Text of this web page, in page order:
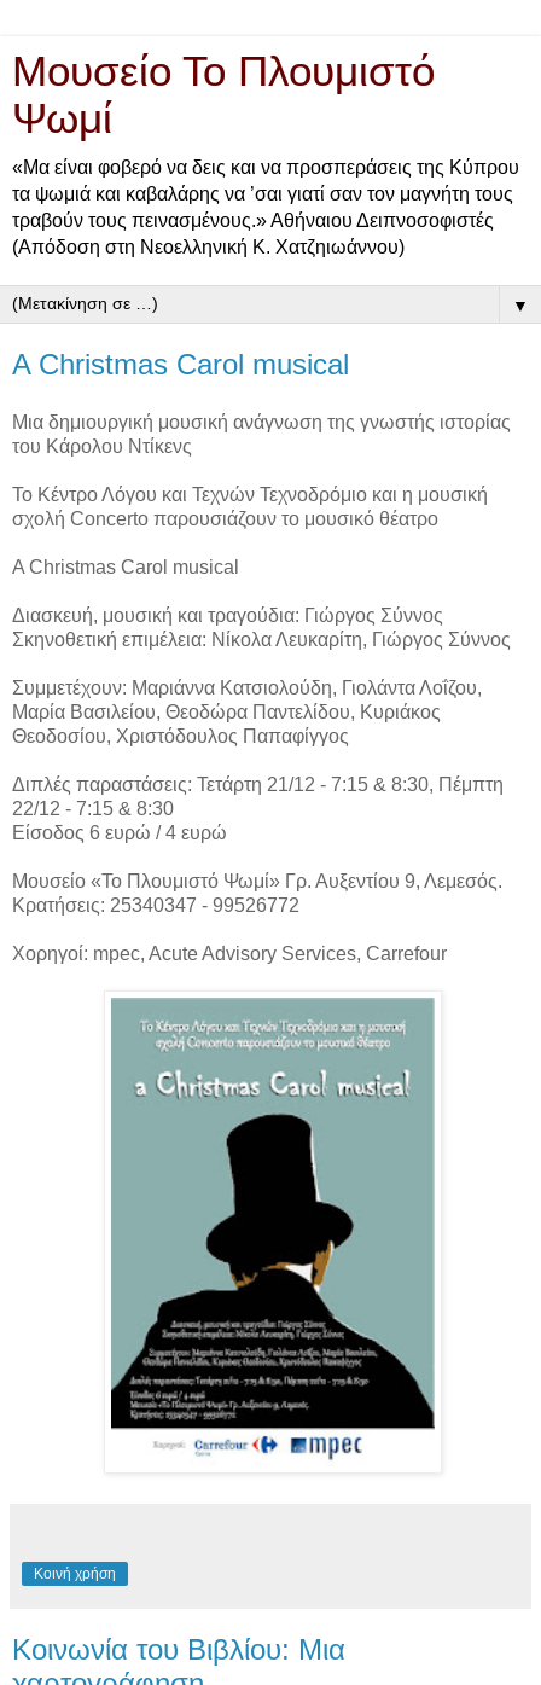
Μουσείο Το Πλουμιστό
Ψωμί
«Μα είναι φοβερό να δεις και να προσπεράσεις της Κύπρου
τα ψωμιά και καβαλάρης να ’σαι γιατί σαν τον μαγνήτη τους
τραβούν τους πεινασμένους.» Αθήναιου Δειπνοσοφιστές
(Απόδοση στη Νεοελληνική Κ. Χατζηιωάννου)
▼
A Christmas Carol musical
Μια δημιουργική μουσική ανάγνωση της γνωστής ιστορίας
του Κάρολου Ντίκενς
Το Κέντρο Λόγου και Τεχνών Τεχνοδρόμιο και η μουσική
σχολή Concerto παρουσιάζουν το μουσικό θέατρο
A Christmas Carol musical
Διασκευή, μουσική και τραγούδια: Γιώργος Σύννος
Σκηνοθετική επιμέλεια: Νίκολα Λευκαρίτη, Γιώργος Σύννος
Συμμετέχουν: Μαριάννα Κατσιολούδη, Γιολάντα Λοΐζου,
Μαρία Βασιλείου, Θεοδώρα Παντελίδου, Κυριάκος
Θεοδοσίου, Χριστόδουλος Παπαφίγγος
Διπλές παραστάσεις: Τετάρτη 21/12 - 7:15 & 8:30, Πέμπτη
22/12 - 7:15 & 8:30
Είσοδος 6 ευρώ / 4 ευρώ
Μουσείο «Το Πλουμιστό Ψωμί» Γρ. Αυξεντίου 9, Λεμεσός.
Κρατήσεις: 25340347 - 99526772
Χορηγοί: mpec, Acute Advisory Services, Carrefour
Κοινή χρήση
Κοινωνία του Βιβλίου: Μια